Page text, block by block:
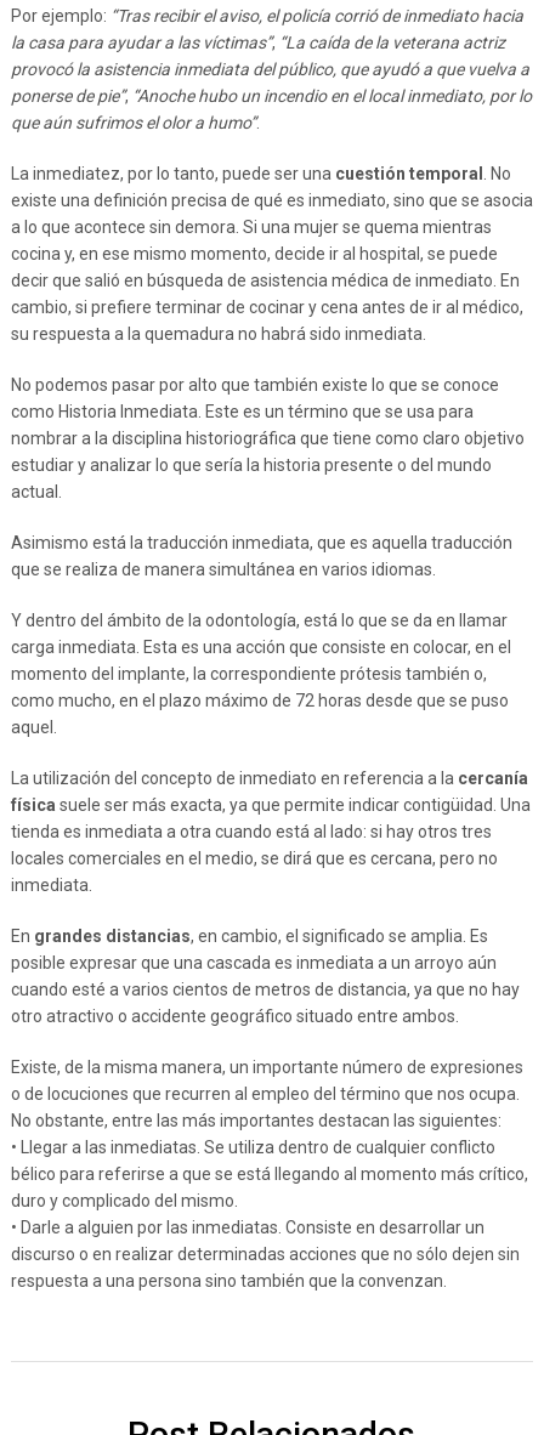
Por ejemplo: “Tras recibir el aviso, el policía corrió de inmediato hacia
la casa para ayudar a las víctimas”, “La caída de la veterana actriz
provocó la asistencia inmediata del público, que ayudó a que vuelva a
ponerse de pie”, “Anoche hubo un incendio en el local inmediato, por lo
que aún sufrimos el olor a humo”.
La inmediatez, por lo tanto, puede ser una cuestión temporal
. No
existe una definición precisa de qué es inmediato, sino que se asocia
a lo que acontece sin demora. Si una mujer se quema mientras
cocina y, en ese mismo momento, decide ir al hospital, se puede
decir que salió en búsqueda de asistencia médica de inmediato. En
cambio, si prefiere terminar de cocinar y cena antes de ir al médico,
su respuesta a la quemadura no habrá sido inmediata.
No podemos pasar por alto que también existe lo que se conoce
como Historia Inmediata. Este es un término que se usa para
nombrar a la disciplina historiográfica que tiene como claro objetivo
estudiar y analizar lo que sería la historia presente o del mundo
actual.
Asimismo está la traducción inmediata, que es aquella traducción
que se realiza de manera simultánea en varios idiomas.
Y dentro del ámbito de la odontología, está lo que se da en llamar
carga inmediata. Esta es una acción que consiste en colocar, en el
momento del implante, la correspondiente prótesis también o,
como mucho, en el plazo máximo de 72 horas desde que se puso
aquel.
La utilización del concepto de inmediato en referencia a la cercanía
física suele ser más exacta, ya que permite indicar contigüidad. Una
tienda es inmediata a otra cuando está al lado: si hay otros tres
locales comerciales en el medio, se dirá que es cercana, pero no
inmediata.
En grandes distancias, en cambio, el significado se amplia. Es
posible expresar que una cascada es inmediata a un arroyo aún
cuando esté a varios cientos de metros de distancia, ya que no hay
otro atractivo o accidente geográfico situado entre ambos.
Existe, de la misma manera, un importante número de expresiones
o de locuciones que recurren al empleo del término que nos ocupa.
No obstante, entre las más importantes destacan las siguientes:
• Llegar a las inmediatas. Se utiliza dentro de cualquier conflicto
bélico para referirse a que se está llegando al momento más crítico,
duro y complicado del mismo.
• Darle a alguien por las inmediatas. Consiste en desarrollar un
discurso o en realizar determinadas acciones que no sólo dejen sin
respuesta a una persona sino también que la convenzan.